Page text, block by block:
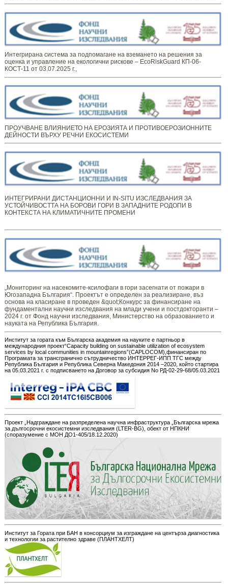
Интегрирана система за подпомагане на вземането на решения за
оценка и управление на екологични рискове – EcoRiskGuard КП-06-
КОСТ-11 от 03.07.2025 г.,
ПРОУЧВАНЕ ВЛИЯНИЕТО НА ЕРОЗИЯТА И ПРОТИВОЕРОЗИОННИТЕ
ДЕЙНОСТИ ВЪРХУ РЕЧНИ ЕКОСИСТЕМИ
ИНТЕГРИРАНИ ДИСТАНЦИОННИ И IN-SITU ИЗСЛЕДВАНИЯ ЗА
УСТОЙЧИВОСТТА НА БОРОВИ ГОРИ В ЗАПАДНИТЕ РОДОПИ В
КОНТЕКСТА НА КЛИМАТИЧНИТЕ ПРОМЕНИ
„Мониторинг ​​​на ​​насекомите-ксилофаги в гори засегнати от пожари в
Югозападна България“. Проектът е определен за реализиране, въз
основа на класиране в проведен &quot;Конкурс за финансиране на
фундаментални научни изследвания на млади учени и постдокторанти –
2024 г. от Фонд научни изследвания, Министерство на образованието и
науката на Република България.
Институт за гората към Българска академия на науките е партньор в
международния проект“Capacity building on sustainable utilization of ecosystem
services by local communities in mountainregions”(CAPLOCOM),финансиран по
Програмата за трансгранично сътрудничество ИНТЕРРЕГ-ИПП ТГС между
Република България и Република Северна Македония 2014 –2020, който стартира
на 05.03.2021 г. с подписването на Договор за субсидия No РД-02-29-68/05.03.2021
Проект „Надграждане на разпределена научна инфраструктура „Българска мрежа
за дългосрочни екосистемни изследвания (LTER-BG), обект от НПКНИ
(споразумение с МОН ДО1-405/18.12.2020)
Институт за Гората при БАН в консорциум за изграждане на центърза диагностика
и технологии за растително здраве (ПЛАНТХЕЛТ)